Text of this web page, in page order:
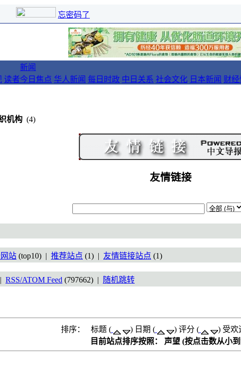
忘密码了
读者
新闻
今日焦点 华人新闻 每日时政 中日关系 社会文化 日本新闻 财
机构 (4)
友情链接
站 (top10) | 推荐站点 (1) | 友情链接站点 (1)
RSS/ATOM Feed (797662) | 随机跳转
排序： 标题 ( ) 日期 ( ) 评分 ( ) 受欢
目前站点排序按照： 声望 (按点击数从小